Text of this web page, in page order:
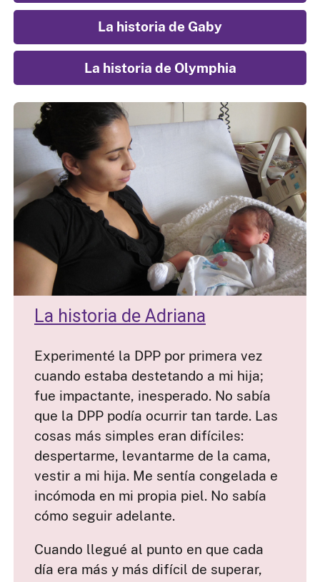
La historia de Gaby
La historia de Olymphia
La historia de Adriana
Experimenté la DPP por primera vez
cuando estaba destetando a mi hija;
fue impactante, inesperado. No sabía
que la DPP podía ocurrir tan tarde. Las
cosas más simples eran difíciles:
despertarme, levantarme de la cama,
vestir a mi hija. Me sentía congelada e
incómoda en mi propia piel. No sabía
cómo seguir adelante.
Cuando llegué al punto en que cada
día era más y más difícil de superar,